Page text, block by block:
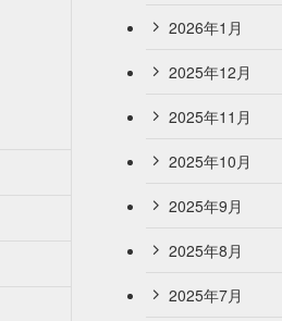
2026年1月
2025年12月
2025年11月
2025年10月
2025年9月
2025年8月
2025年7月